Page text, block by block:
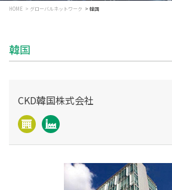
HOME グローバルネットワーク 韓国
韓国
CKD韓国株式会社